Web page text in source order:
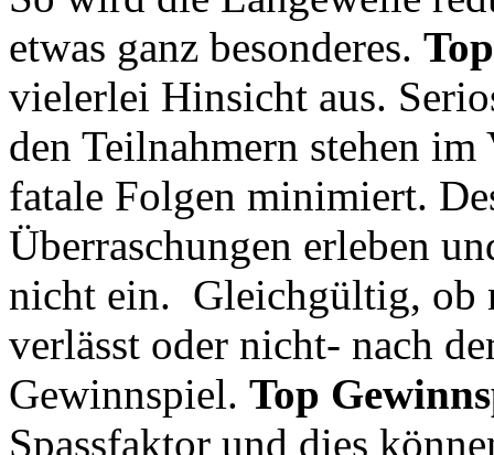
etwas ganz besonderes.
vielerlei Hinsicht aus.
den Teilnahmern stehen
fatale Folgen minimiert.
Überraschungen erleben
nicht ein. Gleichgültig, ob
verlässt oder nicht- nach
Gewinnspiel. Top
Spassfaktor und dies